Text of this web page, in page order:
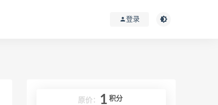
登录
原价： 1 积分